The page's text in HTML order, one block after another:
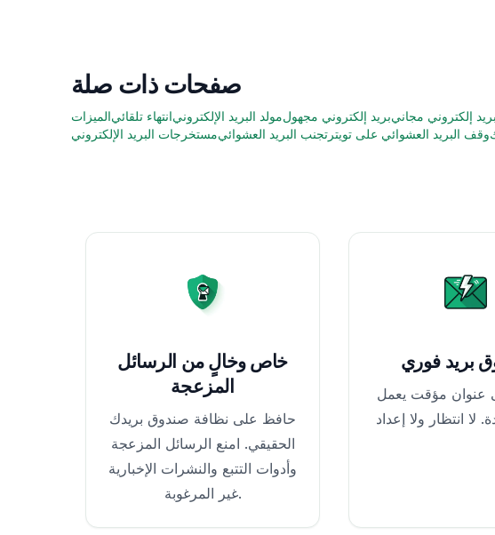
صفحات ذات صلة
الميزاتانتهاء تلقائيمولد البريد الإلكترونيبريد إلكتروني مجهولبريد إلكتروني مجاني
مستخرجات البريد الإلكترونيتجنب البريد العشوائي وقف البريد العشوائي على تويتر
خاص وخالٍ من الرسائل
المزعجة
حافظ على نظافة صندوق بريدك
الحقيقي. امنع الرسائل المزعجة
وأدوات التتبع والنشرات الإخبارية
غير المرغوبة.
بريد فوري
عنوان مؤقت يعمل